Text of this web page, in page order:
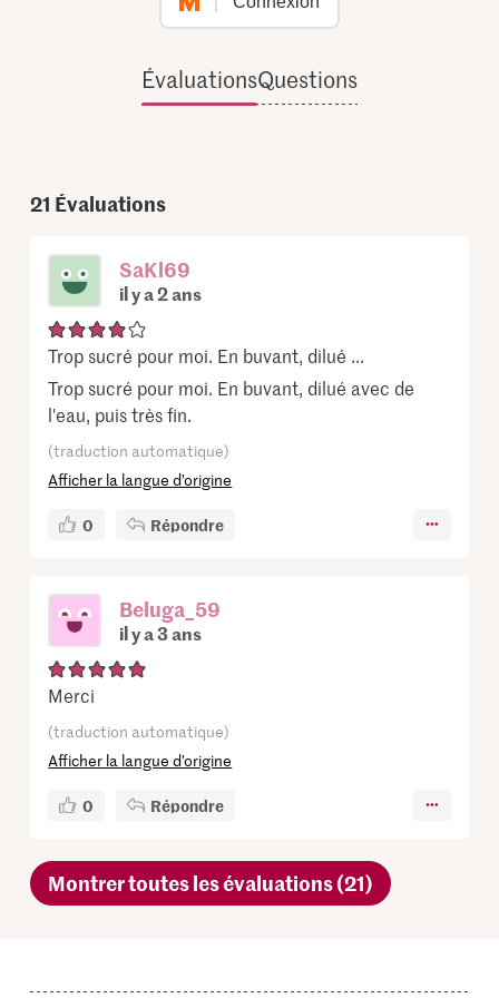
ÉvaluationsQuestions
21 Évaluations
SaKl69
il y a 2 ans
Trop sucré pour moi. En buvant, dilué ...
Trop sucré pour moi. En buvant, dilué avec de
l'eau, puis très fin.
(traduction automatique)
Afficher la langue d’origine
0 Répondre
Beluga_59
il y a 3 ans
Merci
(traduction automatique)
Afficher la langue d’origine
0 Répondre
Montrer toutes les évaluations (21)